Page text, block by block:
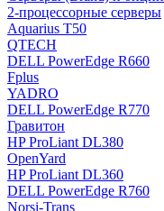
2-процессорные серверы
Aquarius T50
QTECH
DELL PowerEdge R660
Fplus
YADRO
DELL PowerEdge R770
Гравитон
HP ProLiant DL380
OpenYard
HP ProLiant DL360
DELL PowerEdge R760
Norsi-Trans